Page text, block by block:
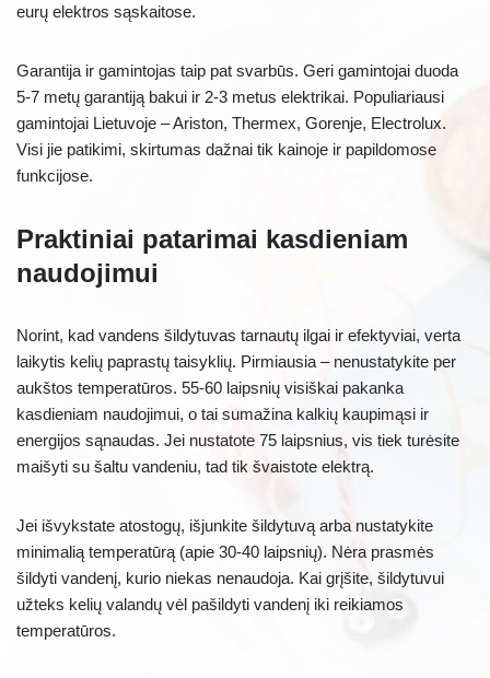
eurų elektros sąskaitose.
Garantija ir gamintojas taip pat svarbūs. Geri gamintojai duoda
5-7 metų garantiją bakui ir 2-3 metus elektrikai. Populiariausi
gamintojai Lietuvoje – Ariston, Thermex, Gorenje, Electrolux.
Visi jie patikimi, skirtumas dažnai tik kainoje ir papildomose
funkcijose.
Praktiniai patarimai kasdieniam
naudojimui
Norint, kad vandens šildytuvas tarnautų ilgai ir efektyviai, verta
laikytis kelių paprastų taisyklių. Pirmiausia – nenustatykite per
aukštos temperatūros. 55-60 laipsnių visiškai pakanka
kasdieniam naudojimui, o tai sumažina kalkių kaupimąsi ir
energijos sąnaudas. Jei nustatote 75 laipsnius, vis tiek turėsite
maišyti su šaltu vandeniu, tad tik švaistote elektrą.
Jei išvykstate atostogų, išjunkite šildytuvą arba nustatykite
minimalią temperatūrą (apie 30-40 laipsnių). Nėra prasmės
šildyti vandenį, kurio niekas nenaudoja. Kai grįšite, šildytuvui
užteks kelių valandų vėl pašildyti vandenį iki reikiamos
temperatūros.